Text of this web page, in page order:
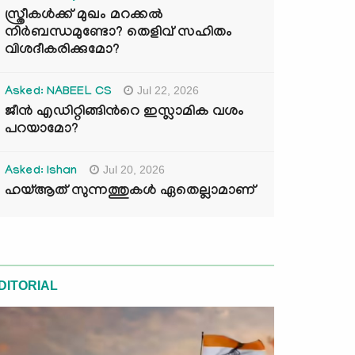
സ്ത്രീകൾക്ക് മുഖം മറക്കൽ
നിർബന്ധമുണ്ടോ? തെളിവ് സഹിതം
വിശദീകരിക്കുമോ?
Asked: NABEEL CS Jul 22, 2026
ജീൻ എഡിറ്റിങ്ങിന്‍റെ ഇസ്ലാമിക വശം
പറയാമോ?
Asked: Ishan Jul 20, 2026
ഹയ്ആത് സുന്നത്തുകൾ ഏതെല്ലാമാണ്